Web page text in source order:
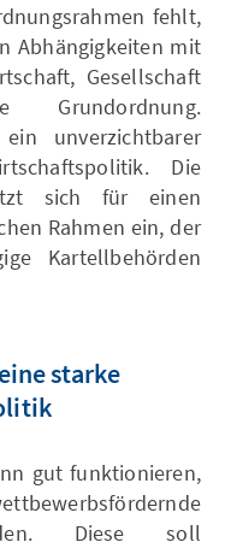
fehlt,
Abhängigkeiten mit
Gesellschaft
unverzichtbarer
Die
sich für einen
Rahmen ein, der
Kartellbehörden
starke
gut funktionieren,
Diese soll